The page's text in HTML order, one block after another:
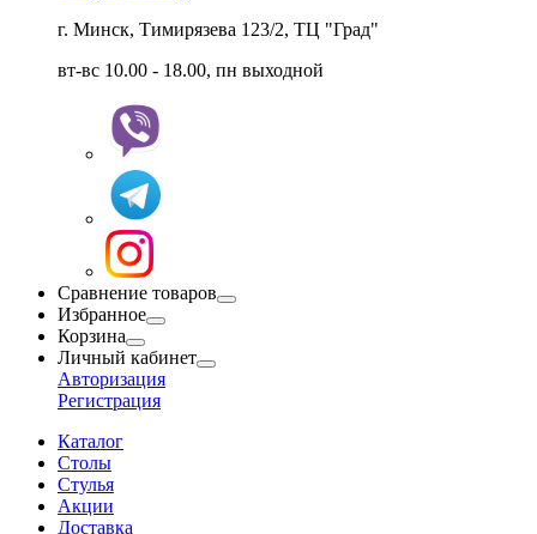
г. Минск, Тимирязева 123/2, ТЦ "Град"
вт-вс 10.00 - 18.00, пн выходной
Сравнение товаров
Избранное
Корзина
Личный кабинет
Авторизация
Регистрация
Каталог
Столы
Стулья
Акции
Доставка